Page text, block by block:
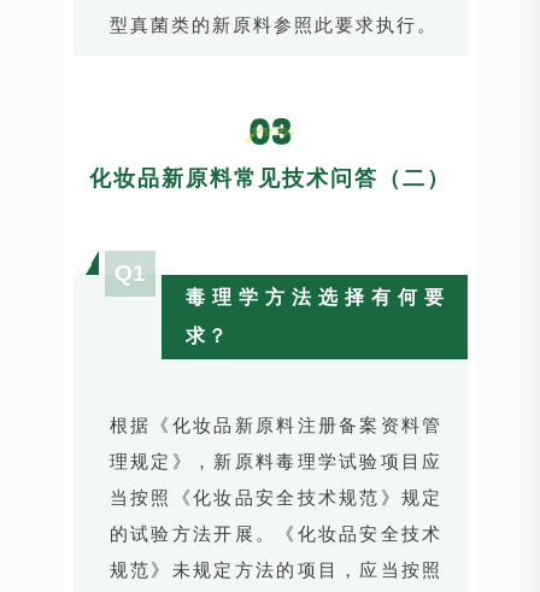
型真菌类的新原料参照此要求执行。
化妆品新原料常见技术问答（二）
Q1
毒理学方法选择有何要
求？
根据《化妆品新原料注册备案资料管
理规定》，新原料毒理学试验项目应
当按照《化妆品安全技术规范》规定
的试验方法开展。《化妆品安全技术
规范》未规定方法的项目，应当按照